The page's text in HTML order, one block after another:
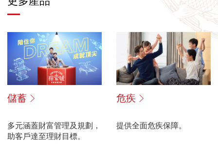
儲蓄
多元涵蓋財富管理及規劃，
助客戶達至理財目標。
危疾
提供全面危疾保障。